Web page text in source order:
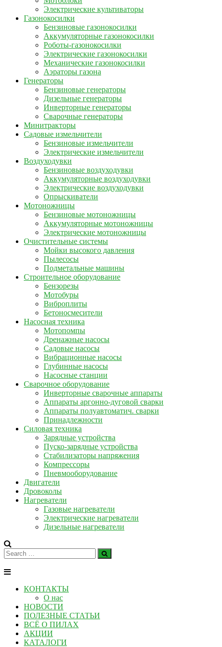
Электрические культиваторы
Газонокосилки
Бензиновые газонокосилки
Аккумуляторные газонокосилки
Роботы-газонокосилки
Электрические газонокосилки
Механические газонокосилки
Аэраторы газона
Генераторы
Бензиновые генераторы
Дизельные генераторы
Инверторные генераторы
Сварочные генераторы
Минитракторы
Садовые измельчители
Бензиновые измельчители
Электрические измельчители
Воздуходувки
Бензиновые воздуходувки
Аккумуляторные воздуходувки
Электрические воздуходувки
Опрыскиватели
Мотоножницы
Бензиновые мотоножницы
Аккумуляторные мотоножницы
Электрические мотоножницы
Очистительные системы
Мойки высокого давления
Пылесосы
Подметальные машины
Строительное оборудование
Бензорезы
Мотобуры
Виброплиты
Бетоносмесители
Насосная техника
Мотопомпы
Дренажные насосы
Садовые насосы
Вибрационные насосы
Глубинные насосы
Насосные станции
Сварочное оборудование
Инверторные сварочные аппараты
Аппараты аргонно-дуговой сварки
Аппараты полуавтоматич. сварки
Принадлежности
Силовая техника
Зарядные устройства
Пуско-зарядные устройства
Стабилизаторы напряжения
Компрессоры
Пневмооборудование
Двигатели
Дровоколы
Нагреватели
Газовые нагреватели
Электрические нагреватели
Дизельные нагреватели
КОНТАКТЫ
О нас
НОВОСТИ
ПОЛЕЗНЫЕ СТАТЬИ
ВСЁ О ПИЛАХ
АКЦИИ
КАТАЛОГИ